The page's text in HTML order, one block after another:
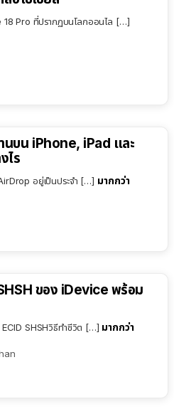
Pro ที่ปรากฏบนโลกออนไล […]
นบน iPhone, iPad และ
ไร
อยู่เป็นประจำ […] มากกว่า
ของ iDevice พร้อม
ECID SHSHวิธีทำชีวิต […] มากกว่า